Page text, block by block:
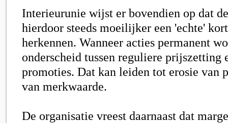
Interieurunie wijst er bovendien op dat
hierdoor steeds moeilijker een 'echte'
herkennen. Wanneer acties permanent
onderscheid tussen reguliere
promoties. Dat kan leiden tot erosie van
van merkwaarde.
De organisatie vreest daarnaast dat